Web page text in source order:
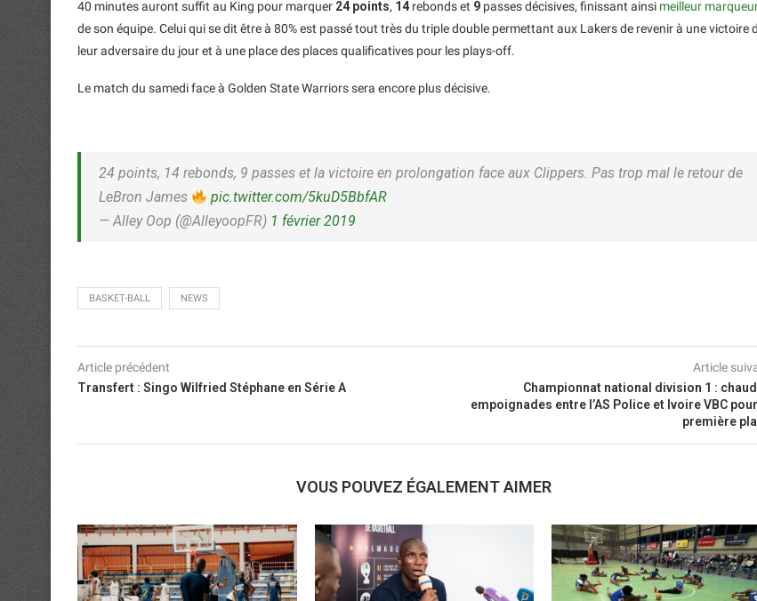
40 minutes auront suffit au King pour marquer 24 points, 14 rebonds et 9 passes décisives, finissant ainsi meilleur
de son équipe. Celui qui se dit être à 80% est passé tout très du triple double permettant aux Lakers de revenir à une victoire
leur adversaire du jour et à une place des places qualificatives pour les plays-off.
Le match du samedi face à Golden State Warriors sera encore plus décisive.
24 points, 14 rebonds, 9 passes et la victoire en prolongation face aux Clippers. Pas trop mal le retour de
LeBron James
pic.twitter.com/5kuD5BbfAR
— Alley Oop (@AlleyoopFR) 1 février 2019
BASKET-BALL NEWS
Article précédent
Transfert : Singo Wilfried Stéphane en Série A
Article
Championnat national division 1 :
empoignades entre l’AS Police et Ivoire VBC
première
VOUS POUVEZ ÉGALEMENT AIMER